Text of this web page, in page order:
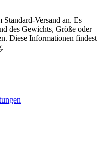
Versand an. Es
des Gewichts, Größe oder
Diese Informationen findest